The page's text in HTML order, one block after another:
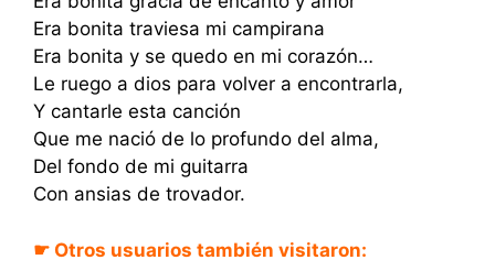
Era bonita traviesa mi campirana
Era bonita y se quedo en mi corazón…
Le ruego a dios para volver a encontrarla,
Y cantarle esta canción
Que me nació de lo profundo del alma,
Del fondo de mi guitarra
Con ansias de trovador.
☛ Otros usuarios también visitaron: